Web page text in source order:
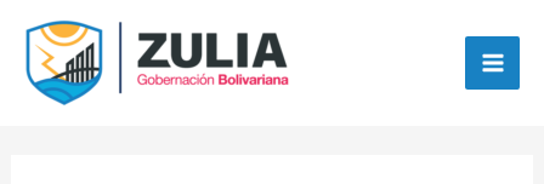
contenido
contenido